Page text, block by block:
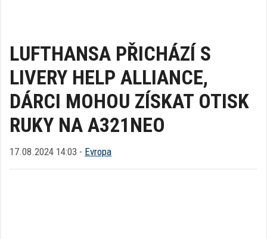
LUFTHANSA PŘICHÁZÍ S
LIVERY HELP ALLIANCE,
DÁRCI MOHOU ZÍSKAT OTISK
RUKY NA A321NEO
17.08.2024 14:03 - Evropa